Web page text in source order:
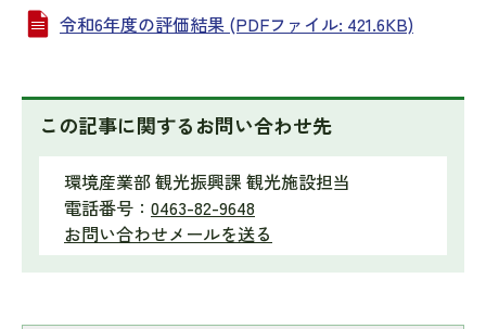
令和6年度の評価結果 (PDFファイル: 421.6KB)
この記事に関するお問い合わせ先
環境産業部 観光振興課 観光施設担当
電話番号： 0463-82-9648
お問い合わせメールを送る